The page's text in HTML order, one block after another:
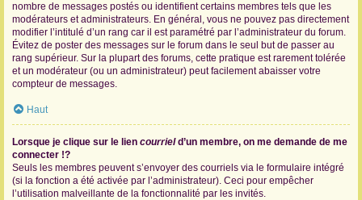
nombre de messages postés ou identifient certains membres tels que les
modérateurs et administrateurs. En général, vous ne pouvez pas directement
modifier l’intitulé d’un rang car il est paramétré par l’administrateur du forum.
Évitez de poster des messages sur le forum dans le seul but de passer au
rang supérieur. Sur la plupart des forums, cette pratique est rarement tolérée
et un modérateur (ou un administrateur) peut facilement abaisser votre
compteur de messages.
Haut
Lorsque je clique sur le lien courrield’un membre, on me demande de me
connecter !?
Seuls les membres peuvent s’envoyer des courriels via le formulaire intégré
(si la fonction a été activée par l’administrateur). Ceci pour empêcher
l’utilisation malveillante de la fonctionnalité par les invités.